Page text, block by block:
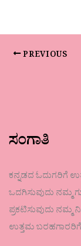
PREVIOUS
ಸಂಗಾತಿ
ಕನ್ನಡದ ಓದುಗರಿಗೆ
ಒದಗಿಸುವುದು ನಮ್ಮ
ಪ್ರಕಟಿಸುವುದು
ಉತ್ತಮ ಬರಹಗಾರರಿಗೆ